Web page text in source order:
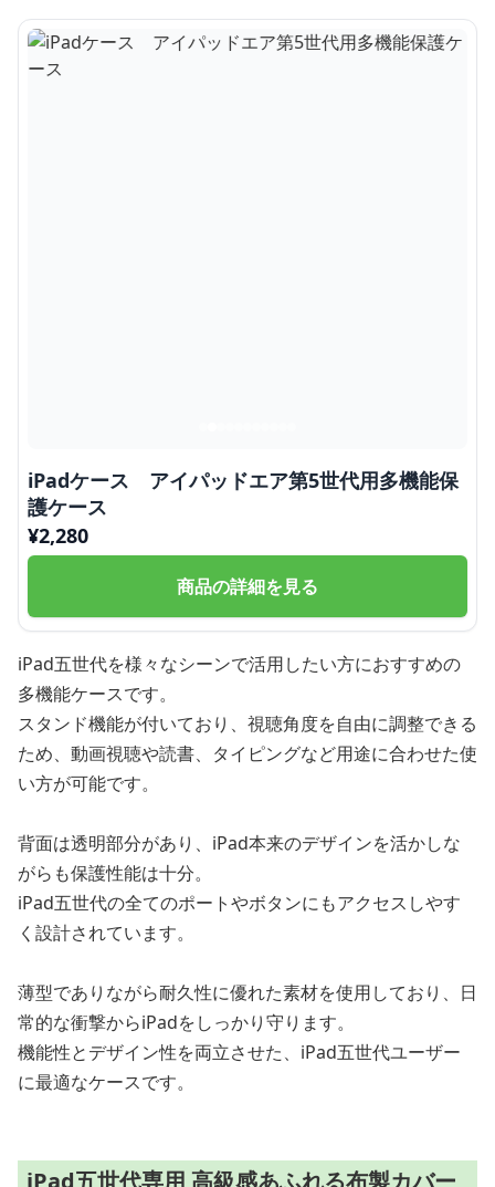
iPadケース アイパッドエア第5世代用多機能保
護ケース
¥2,280
商品の詳細を見る
iPad五世代を様々なシーンで活用したい方におすすめの
多機能ケースです。
スタンド機能が付いており、視聴角度を自由に調整できる
ため、動画視聴や読書、タイピングなど用途に合わせた使
い方が可能です。
背面は透明部分があり、iPad本来のデザインを活かしな
がらも保護性能は十分。
iPad五世代の全てのポートやボタンにもアクセスしやす
く設計されています。
薄型でありながら耐久性に優れた素材を使用しており、日
常的な衝撃からiPadをしっかり守ります。
機能性とデザイン性を両立させた、iPad五世代ユーザー
に最適なケースです。
iPad五世代専用 高級感あふれる布製カバー